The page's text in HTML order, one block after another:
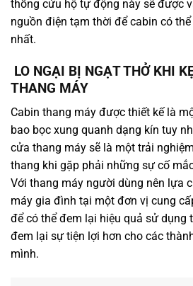
thống cứu hộ tự động này sẽ được
nguồn điện tạm thời để cabin có
nhất.
LO NGẠI BỊ NGẠT THỞ KHI
THANG MÁY
Cabin thang máy được thiết kế là
bao bọc xung quanh dạng kín tuy
cửa thang máy sẽ là một trải
thang khi gặp phải những sự cố
Với thang máy người dùng nên lựa
máy gia đình tại một đơn vị cung
để có thể đem lại hiệu quả sử dụng
đem lại sự tiện lợi hơn cho các
mình.